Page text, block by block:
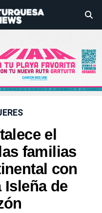
el
familias
con
Isleña de